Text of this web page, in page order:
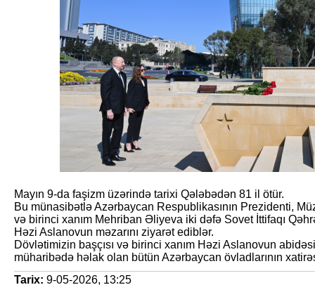
Mayın 9-da faşizm üzərində tarixi Qələbədən 81 il ötür.
Bu münasibətlə Azərbaycan Respublikasının Prezidenti,
və birinci xanım Mehriban Əliyeva iki dəfə Sovet İttifaqı
Həzi Aslanovun məzarını ziyarət ediblər.
Dövlətimizin başçısı və birinci xanım Həzi Aslanovun
müharibədə həlak olan bütün Azərbaycan övladlarının
Tarix: 9-05-2026, 13:25